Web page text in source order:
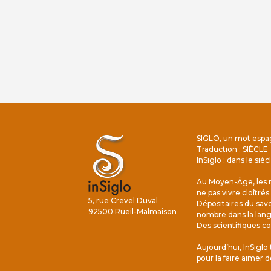
5, rue Crevel Duval
92500 Rueil-Malmaison
SIGLO, un mot
Traduction : SIÈCLE
InSiglo : dans le
Au Moyen-Âge, les
ne pas vivre cloîtrés.
Dépositaires du
nombre dans la
Des scientifiques
Aujourd’hui,
pour la faire aimer